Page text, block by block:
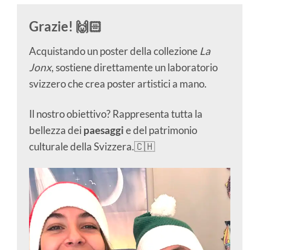
Grazie! 🙌🏻
Acquistando un poster della collezioneLa
Jonx, sostiene direttamente un laboratorio
svizzero che crea poster artistici a mano.
Il nostro obiettivo? Rappresenta tutta la
bellezza dei paesaggie del patrimonio
culturale della Svizzera.🇨🇭